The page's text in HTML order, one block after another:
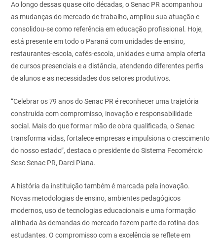
Ao longo dessas quase oito décadas, o Senac PR acompanhou
as mudanças do mercado de trabalho, ampliou sua atuação e
consolidou-se como referência em educação profissional. Hoje,
está presente em todo o Paraná com unidades de ensino,
restaurantes-escola, cafés-escola, unidades e uma ampla oferta
de cursos presenciais e a distância, atendendo diferentes perfis
de alunos e as necessidades dos setores produtivos.
“Celebrar os 79 anos do Senac PR é reconhecer uma trajetória
construída com compromisso, inovação e responsabilidade
social. Mais do que formar mão de obra qualificada, o Senac
transforma vidas, fortalece empresas e impulsiona o crescimento
do nosso estado”, destaca o presidente do Sistema Fecomércio
Sesc Senac PR, Darci Piana.
A história da instituição também é marcada pela inovação.
Novas metodologias de ensino, ambientes pedagógicos
modernos, uso de tecnologias educacionais e uma formação
alinhada às demandas do mercado fazem parte da rotina dos
estudantes. O compromisso com a excelência se reflete em